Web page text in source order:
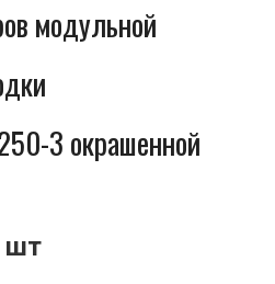
модульной
3 окрашенной
шт